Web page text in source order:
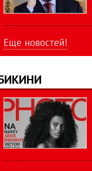
Еще новостей!